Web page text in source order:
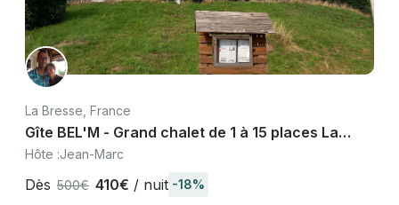
La Bresse, France
Gîte BEL'M - Grand chalet de 1 à 15 places La
Bresse, proche pistes ski Vosges
Hôte :Jean-Marc
Dès 500€ 410€ / nuit -18%